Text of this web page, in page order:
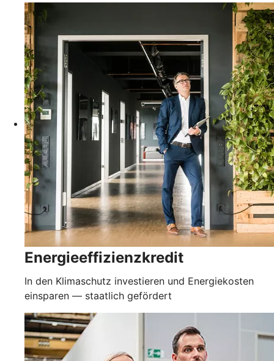
Energieeffizienzkredit
In den Klimaschutz investieren und Energiekosten
einsparen — staatlich gefördert